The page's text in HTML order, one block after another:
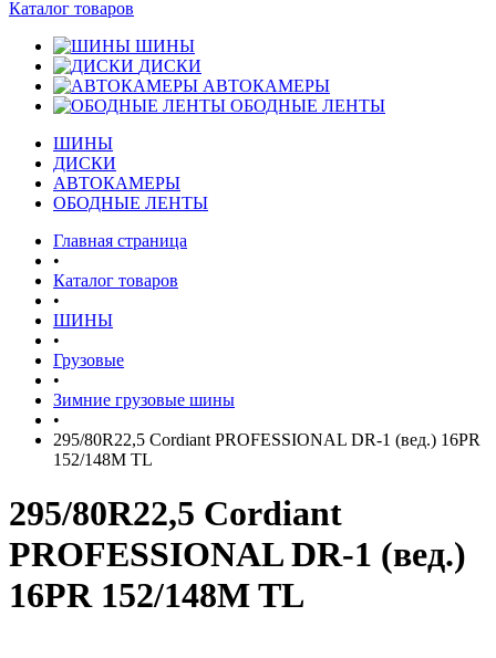
Каталог товаров
ШИНЫ
ДИСКИ
АВТОКАМЕРЫ
ОБОДНЫЕ ЛЕНТЫ
ШИНЫ
ДИСКИ
АВТОКАМЕРЫ
ОБОДНЫЕ ЛЕНТЫ
Главная страница
•
Каталог товаров
•
ШИНЫ
•
Грузовые
•
Зимние грузовые шины
•
295/80R22,5 Cordiant PROFESSIONAL DR-1 (вед.) 16PR
152/148M TL
295/80R22,5 Cordiant
PROFESSIONAL DR-1 (вед.)
16PR 152/148M TL